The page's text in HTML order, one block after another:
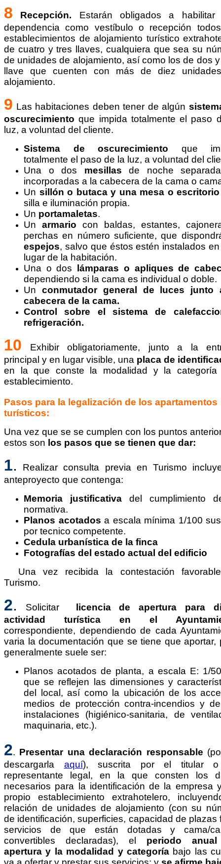
8 Recepción. Estarán obligados a habilitar
dependencia como vestíbulo o recepción
establecimientos de alojamiento turístico
de cuatro y tres llaves, cualquiera que sea su
de unidades de alojamiento, así como los de dos
llave que cuenten con más de diez
alojamiento.
9 Las habitaciones deben tener de algún
oscurecimiento que impida totalmente el paso
luz, a voluntad del cliente.
Sistema de oscurecimiento que
totalmente el paso de la luz, a voluntad del
Una o dos mesillas de noche
incorporadas a la cabecera de la cama o
Un sillón o butaca y una mesa o escritorio
silla e iluminación propia.
Un portamaletas.
Un armario con baldas, estantes,
perchas en número suficiente, que
espejos, salvo que éstos estén instalados
lugar de la habitación.
Una o dos
lámparas o apliques de
dependiendo si la cama es individual o doble.
Un conmutador general de luces junto
cabecera de la cama.
Control sobre el sistema de
refrigeración.
10
Exhibir obligatoriamente, junto a la
principal y en lugar visible, una placa de
en la que conste la modalidad y la categoría
establecimiento.
Pasos para la legalización de los apartamentos
turísticos:
Una vez que se se cumplen con los puntos
estos son los pasos que se tienen que dar:
1.
Realizar consulta previa en Turismo
anteproyecto que contenga:
Memoria justificativa del cumplimiento
normativa.
Planos acotados a escala mínima 1/100
por tecnico competente.
Cedula urbanística de la finca
Fotografías del estado actual del edificio
Una vez recibida la contestación
Turismo.
2. Solicitar
licencia de apertura para
actividad turística en el
correspondiente, dependiendo de cada
varia la documentación que se tiene que aportar,
generalmente suele ser:
Planos acotados de planta, a escala E: 1/
que se reflejen las dimensiones y
del local, así como la ubicación de los
medios de protección contra-incendios y
instalaciones (higiénico-sanitaria, de
maquinaria, etc.).
2. Presentar una declaración responsable
descargarla aquí), suscrita por el titular
representante legal, en la que consten los
necesarios para la identificación de la empresa
propio establecimiento extrahotelero,
relación de unidades de alojamiento (con su
de identificación, superficies, capacidad de plazas
servicios de que están dotadas y cama/
convertibles declaradas), el periodo
apertura y la modalidad y categoríabajo las